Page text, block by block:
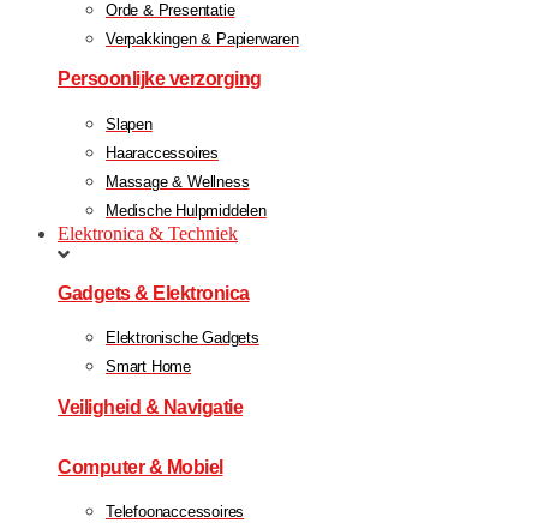
Orde & Presentatie
Verpakkingen & Papierwaren
Persoonlijke verzorging
Slapen
Haaraccessoires
Massage & Wellness
Medische Hulpmiddelen
Elektronica & Techniek
Gadgets & Elektronica
Elektronische Gadgets
Smart Home
Veiligheid & Navigatie
Computer & Mobiel
Telefoonaccessoires